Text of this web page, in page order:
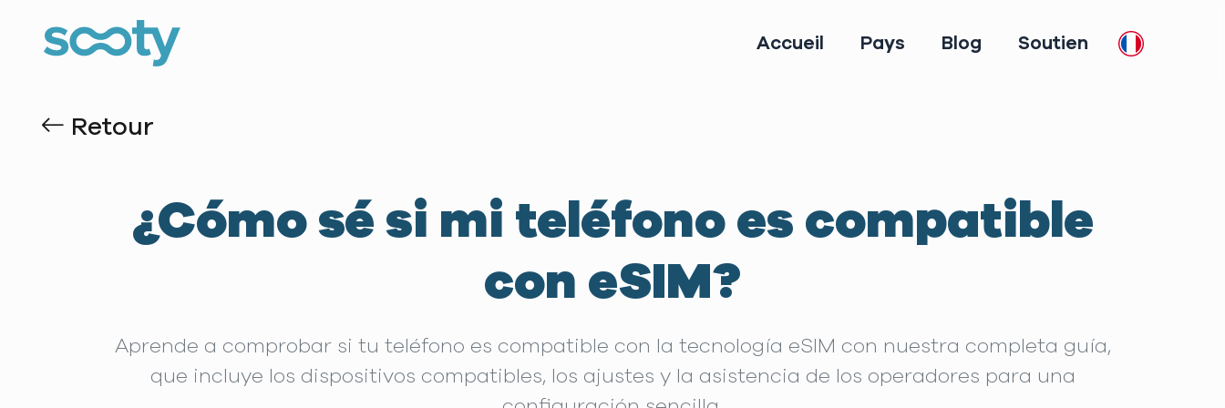
Accueil Pays Blog Soutien
Retour
¿Cómo sé si mi teléfono es compatible
con eSIM?
Aprende a comprobar si tu teléfono es compatible con la tecnología eSIM con nuestra completa guía,
que incluye los dispositivos compatibles, los ajustes y la asistencia de los operadores para una